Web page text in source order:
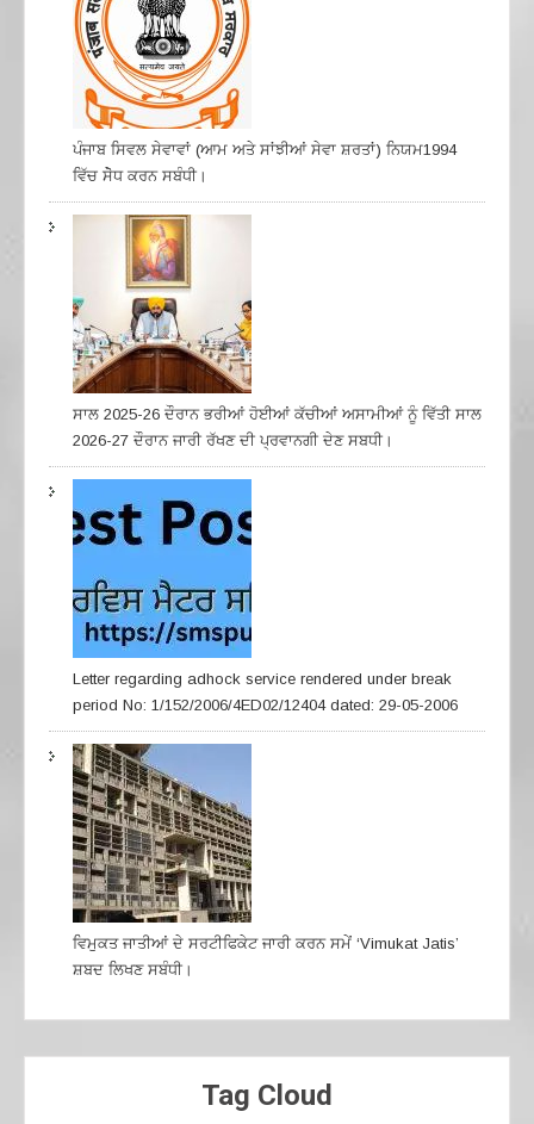
ਪੰਜਾਬ ਸਿਵਲ ਸੇਵਾਵਾਂ (ਆਮ ਅਤੇ ਸਾਂਝੀਆਂ ਸੇਵਾ ਸ਼ਰਤਾਂ) ਨਿਯਮ1994
ਵਿੱਚ ਸੇੋਧ ਕਰਨ ਸਬੰਧੀ।
ਸਾਲ 2025-26 ਦੌਰਾਨ ਭਰੀਆਂ ਹੋਈਆਂ ਕੱਚੀਆਂ ਅਸਾਮੀਆਂ ਨੂੰ ਵਿੱਤੀ ਸਾਲ
2026-27 ਦੌਰਾਨ ਜਾਰੀ ਰੱਖਣ ਦੀ ਪ੍ਰਵਾਨਗੀ ਦੇਣ ਸਬਧੀ।
Letter regarding adhock service rendered under break
period No: 1/152/2006/4ED02/12404 dated: 29-05-2006
ਵਿਮੁਕਤ ਜਾਤੀਆਂ ਦੇ ਸਰਟੀਫਿਕੇਟ ਜਾਰੀ ਕਰਨ ਸਮੇਂ ‘Vimukat Jatis’
ਸ਼ਬਦ ਲਿਖਣ ਸਬੰਧੀ।
Tag Cloud